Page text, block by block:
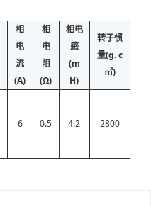
相
电
流
(A)
相
电
阻
(Ω)
相电
感
(m
H)
转子惯
量(g. c
㎡)
6 0.5 4.2 2800